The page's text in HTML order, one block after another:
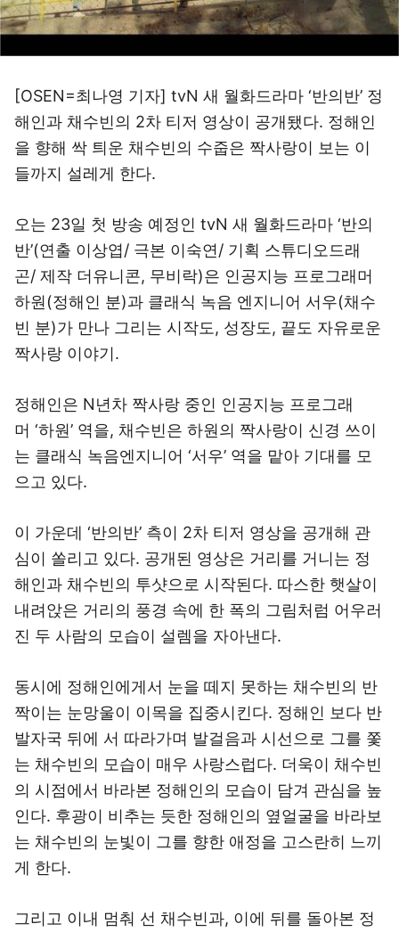
[OSEN=최나영 기자] tvN 새 월화드라마 ‘반의반’ 정
해인과 채수빈의 2차 티저 영상이 공개됐다. 정해인
을 향해 싹 틔운 채수빈의 수줍은 짝사랑이 보는 이
들까지 설레게 한다.
오는 23일 첫 방송 예정인 tvN 새 월화드라마 ‘반의
반’(연출 이상엽/ 극본 이숙연/ 기획 스튜디오드래
곤/ 제작 더유니콘, 무비락)은 인공지능 프로그래머
하원(정해인 분)과 클래식 녹음 엔지니어 서우(채수
빈 분)가 만나 그리는 시작도, 성장도, 끝도 자유로운
짝사랑 이야기.
정해인은 N년차 짝사랑 중인 인공지능 프로그래
머 ‘하원’ 역을, 채수빈은 하원의 짝사랑이 신경 쓰이
는 클래식 녹음엔지니어 ‘서우’ 역을 맡아 기대를 모
으고 있다.
이 가운데 ‘반의반’ 측이 2차 티저 영상을 공개해 관
심이 쏠리고 있다. 공개된 영상은 거리를 거니는 정
해인과 채수빈의 투샷으로 시작된다. 따스한 햇살이
내려앉은 거리의 풍경 속에 한 폭의 그림처럼 어우러
진 두 사람의 모습이 설렘을 자아낸다.
동시에 정해인에게서 눈을 떼지 못하는 채수빈의 반
짝이는 눈망울이 이목을 집중시킨다. 정해인 보다 반
발자국 뒤에 서 따라가며 발걸음과 시선으로 그를 쫓
는 채수빈의 모습이 매우 사랑스럽다. 더욱이 채수빈
의 시점에서 바라본 정해인의 모습이 담겨 관심을 높
인다. 후광이 비추는 듯한 정해인의 옆얼굴을 바라보
는 채수빈의 눈빛이 그를 향한 애정을 고스란히 느끼
게 한다.
그리고 이내 멈춰 선 채수빈과, 이에 뒤를 돌아본 정